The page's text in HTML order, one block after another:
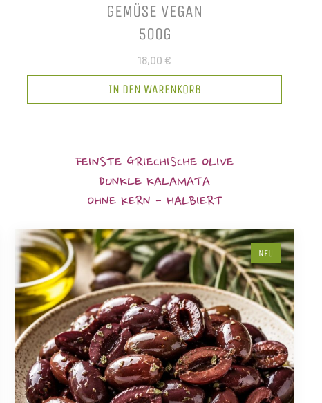
GEMÜSE VEGAN
500G
18,00 €
IN DEN WARENKORB
FEINSTE GRIECHISCHE OLIVE
DUNKLE KALAMATA
OHNE KERN - HALBIERT
NEU